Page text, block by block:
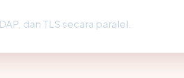
dan TLS secara paralel.